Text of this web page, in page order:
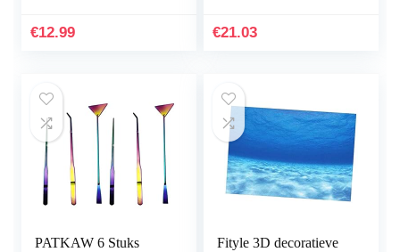
Aquarium Planten
€12.99 €21.03
PATKAW 6 Stuks
Fityle 3D decoratieve